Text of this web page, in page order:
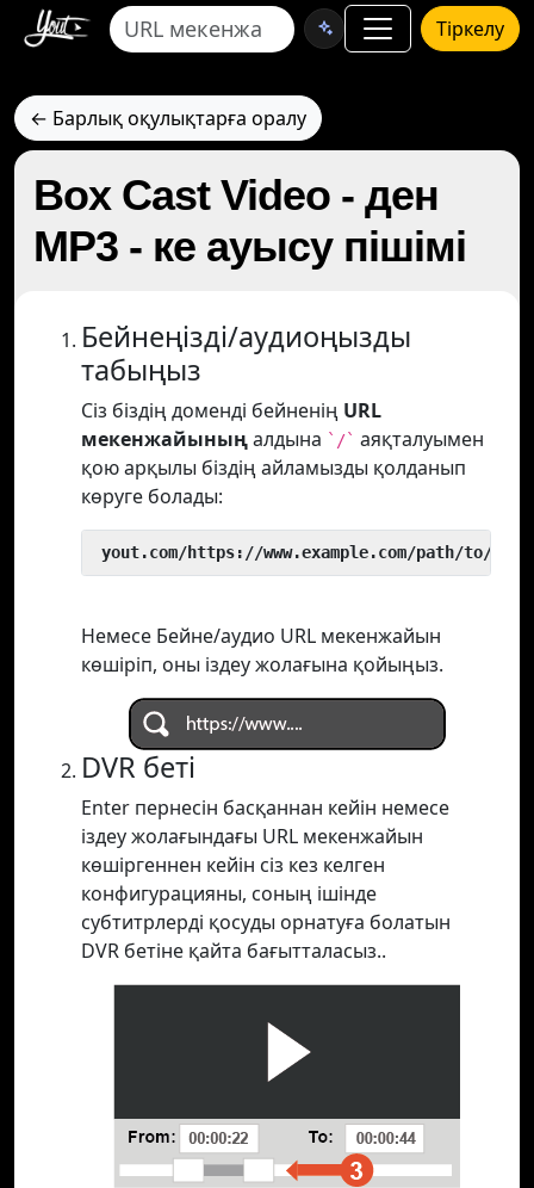
Тіркелу
← Барлық оқулықтарға оралу
Box Cast Video - ден
MP3 - ке ауысу пішімі
Бейнеңізді/аудиоңызды
табыңыз
Сіз біздің доменді бейненің URL
мекенжайыныңалдына `/` аяқталуымен
қою арқылы біздің айламызды қолданып
көруге болады:
yout.com/https://www.example.com/path/to/
Немесе Бейне/аудио URL мекенжайын
көшіріп, оны іздеу жолағына қойыңыз.
DVR беті
Enter пернесін басқаннан кейін немесе
іздеу жолағындағы URL мекенжайын
көшіргеннен кейін сіз кез келген
конфигурацияны, соның ішінде
субтитрлерді қосуды орнатуға болатын
DVR бетіне қайта бағытталасыз..